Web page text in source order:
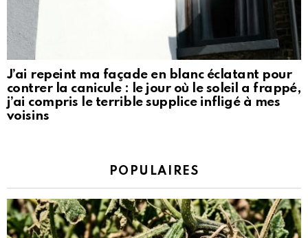
J’ai repeint ma façade en blanc éclatant pour
contrer la canicule : le jour où le soleil a frappé,
j’ai compris le terrible supplice infligé à mes
voisins
POPULAIRES